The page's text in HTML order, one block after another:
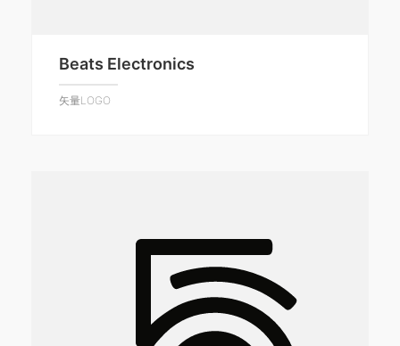
Beats Electronics
矢量LOGO